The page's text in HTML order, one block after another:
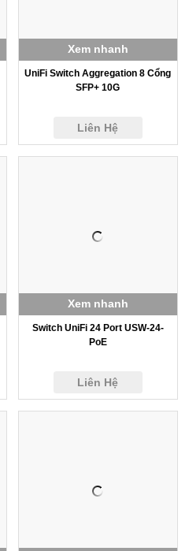
UniFi Switch Aggregation 8 Cổng
SFP+ 10G
Liên Hệ
Xem nhanh
Switch UniFi 24 Port USW-24-
PoE
Liên Hệ
Xem nhanh